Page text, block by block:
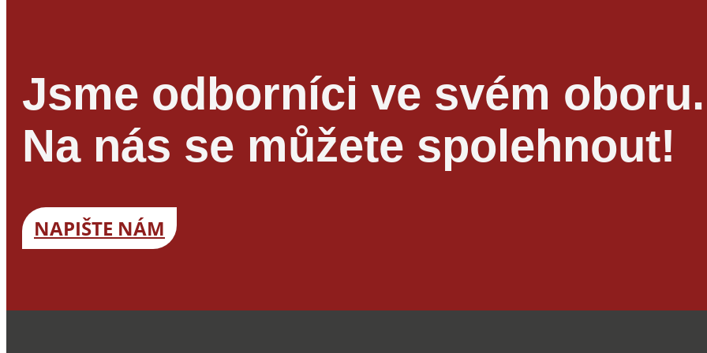
ekologickou likvidaci
Jsme odborníci ve svém oboru.
Na nás se můžete spolehnout!
NAPIŠTE NÁM